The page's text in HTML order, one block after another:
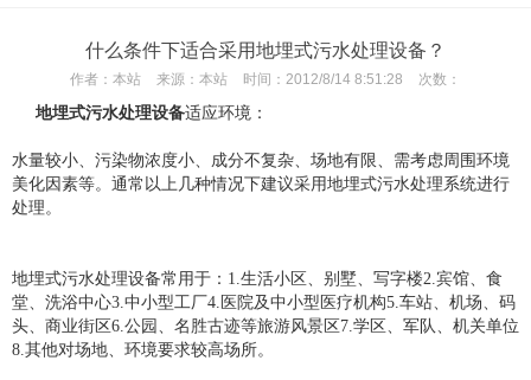
什么条件下适合采用地埋式污水处理设备？
作者： 本站 来源： 本站 时间： 2012/8/14 8:51:28 次数：
地埋式污水处理设备适应环境：
水量较小、污染物浓度小、成分不复杂、场地有限、需考虑周围环境
美化因素等。通常以上几种情况下建议采用地埋式污水处理系统进行
处理。
地埋式污水处理设备常用于：1.生活小区、别墅、写字楼2.宾馆、食
堂、洗浴中心3.中小型工厂4.医院及中小型医疗机构5.车站、机场、码
头、商业街区6.公园、名胜古迹等旅游风景区7.学区、军队、机关单位
8.其他对场地、环境要求较高场所。